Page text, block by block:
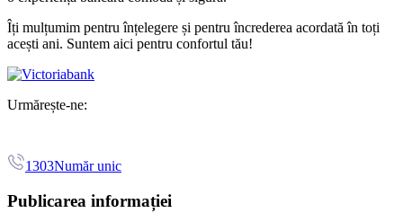
Îți mulțumim pentru înțelegere și pentru încrederea acordată în toți
acești ani. Suntem aici pentru confortul tău!
Urmărește-ne:
1303Număr unic
Publicarea informației